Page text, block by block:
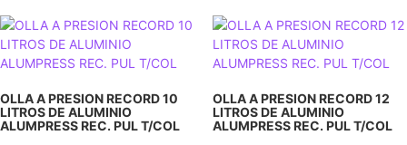
OLLA A PRESION RECORD 10
LITROS DE ALUMΙΝΙΟ
ALUMPRESS REC. PUL T/COL
OLLA A PRESION RECORD 12
LITROS DE ALUMIΝΙΟ
ALUMPRESS REC. PUL T/COL